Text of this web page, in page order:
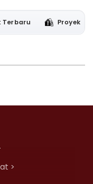
Terbaru Proyek
>